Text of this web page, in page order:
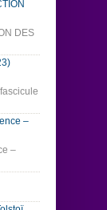
DES
–